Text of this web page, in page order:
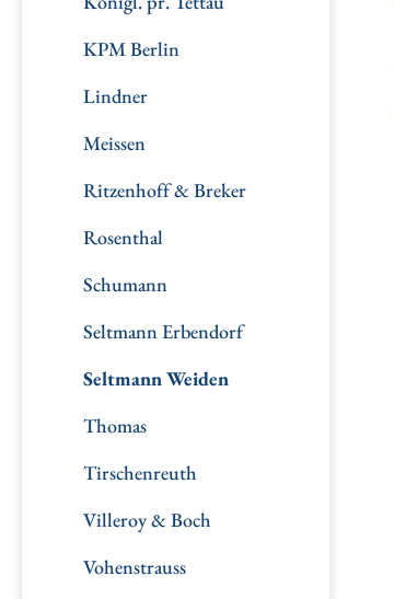
KPM Berlin
Lindner
Meissen
Ritzenhoff & Breker
Rosenthal
Schumann
Seltmann Erbendorf
Seltmann Weiden
Thomas
Tirschenreuth
Villeroy & Boch
Vohenstrauss